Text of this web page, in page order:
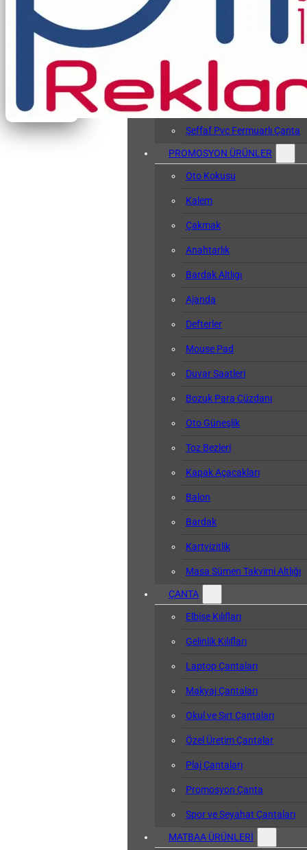
Hasta Bileklikleri
Pvc Sözlük Kabı
Şeffaf Pvc Kart Kılıfı
Şeffaf Pvc Fermuarlı Çanta
PROMOSYON ÜRÜNLER
Oto Kokusu
Kalem
Çakmak
Anahtarlık
Bardak Altlıgı
Ajanda
Defterler
Mouse Pad
Duvar Saatleri
Bozuk Para Cüzdanı
Oto Güneşlik
Toz Bezleri
Kapak Açacakları
Balon
Bardak
Kartvizitlik
Masa Sümen Takvimi Altlığı
ÇANTA
Elbise Kılıfları
Gelinlik Kılıfları
Laptop Çantaları
Makyaj Çantaları
Okul ve Sırt Çantaları
Özel Üretim Çantalar
Plaj Çantaları
Promosyon Çanta
Spor ve Seyahat Çantaları
MATBAA ÜRÜNLERİ